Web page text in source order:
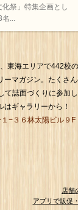
祭」特集企画とし
名...
東海エリアで442校
ーマガジン。たくさ
て誌面づくりに参加
はギャラリーから！
−３６林太陽ビル９
店舗
アプリで販促